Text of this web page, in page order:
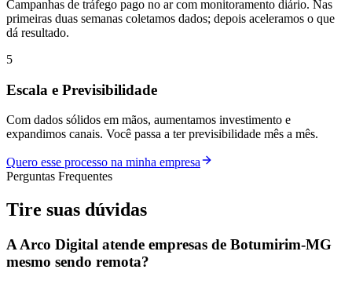
Campanhas de tráfego pago no ar com monitoramento diário. Nas
primeiras duas semanas coletamos dados; depois aceleramos o que
dá resultado.
5
Escala e Previsibilidade
Com dados sólidos em mãos, aumentamos investimento e
expandimos canais. Você passa a ter previsibilidade mês a mês.
Quero esse processo na minha empresa
Perguntas Frequentes
Tire suas dúvidas
A Arco Digital atende empresas de Botumirim-MG
mesmo sendo remota?